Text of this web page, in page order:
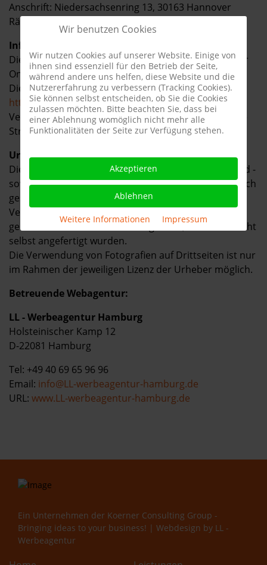
Anschrift: Niedersachsenring 13, 30163 Hannover
Räumlicher Geltungsbereich: Deutschland
Informationen zur Online-Streitbeilegung:
Die Europäische Kommission stellt eine Plattform zur
Online-Streitbeilegung (OS) bereit.
Diese Plattform finden Sie unter folgendem Link:
https://ec.europa.eu/consumers/odr/.
Verbraucher können diese Plattform nutzen, um ihre
Streitigkeiten aus Online-Verträgen beizulegen.
Urheberrecht und Bildnachweise:
Die Inhalte von www.drohnenservicehamburg.de sind -
soweit nicht abweichend angegeben - urheberrechtlich
geschützt.
Verwendete Fotografien sind ggf. mit Bildnachweisen
gekennzeichnet oder unten aufgeführt, soweit sie nicht
selbst angefertigt wurden.
Die Verwendung von Fotografien auf Drittseiten ist nur
im Rahmen der jeweiligen Lizenz der Urheber möglich.
Betreuende Webagentur:
LL - Werbeagentur Hamburg
Holsteinischer Kamp 12
D-22081 Hamburg
Tel: +49 40 69 65 96 96
Email: info@LL-werbeagentur-hamburg.de
URL: www.LL-werbeagentur-hamburg.de
Ein Unternehmen der Koerner Consulting Group -
Bringing ideas to your business! | Webdesign by LL -
Werbeagentur
Wir benutzen Cookies
Wir nutzen Cookies auf unserer Website. Einige von
ihnen sind essenziell für den Betrieb der Seite,
während andere uns helfen, diese Website und die
Nutzererfahrung zu verbessern (Tracking Cookies).
Sie können selbst entscheiden, ob Sie die Cookies
zulassen möchten. Bitte beachten Sie, dass bei
einer Ablehnung womöglich nicht mehr alle
Funktionalitäten der Seite zur Verfügung stehen.
Akzeptieren
Ablehnen
Weitere Informationen Impressum